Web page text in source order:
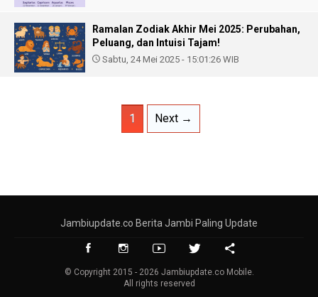
Ramalan Zodiak Akhir Mei 2025: Perubahan,
Peluang, dan Intuisi Tajam!
Sabtu, 24 Mei 2025 - 15:01:26 WIB
1 Next →
Jambiupdate.co Berita Jambi Paling Update
© Copyright 2015 - 2026 Jambiupdate.co Mobile.
All rights reserved